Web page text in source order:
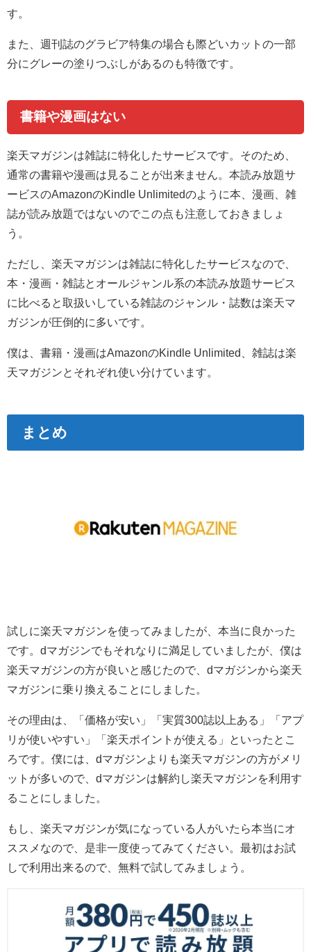
す。
また、週刊誌のグラビア特集の場合も際どいカットの一部
分にグレーの塗りつぶしがあるのも特徴です。
書籍や漫画はない
楽天マガジンは雑誌に特化したサービスです。そのため、
通常の書籍や漫画は見ることが出来ません。本読み放題サ
ービスのAmazonのKindle Unlimitedのように本、漫画、雑
誌が読み放題ではないのでこの点も注意しておきましょ
う。
ただし、楽天マガジンは雑誌に特化したサービスなので、
本・漫画・雑誌とオールジャンル系の本読み放題サービス
に比べると取扱いしている雑誌のジャンル・誌数は楽天マ
ガジンが圧倒的に多いです。
僕は、書籍・漫画はAmazonのKindle Unlimited、雑誌は楽
天マガジンとそれぞれ使い分けています。
まとめ
試しに楽天マガジンを使ってみましたが、本当に良かった
です。dマガジンでもそれなりに満足していましたが、僕は
楽天マガジンの方が良いと感じたので、dマガジンから楽天
マガジンに乗り換えることにしました。
その理由は、「価格が安い」「実質300誌以上ある」「アプ
リが使いやすい」「楽天ポイントが使える」といったとこ
ろです。僕には、dマガジンよりも楽天マガジンの方がメリ
ットが多いので、dマガジンは解約し楽天マガジンを利用す
ることにしました。
もし、楽天マガジンが気になっている人がいたら本当にオ
ススメなので、是非一度使ってみてください。最初はお試
しで利用出来るので、無料で試してみましょう。